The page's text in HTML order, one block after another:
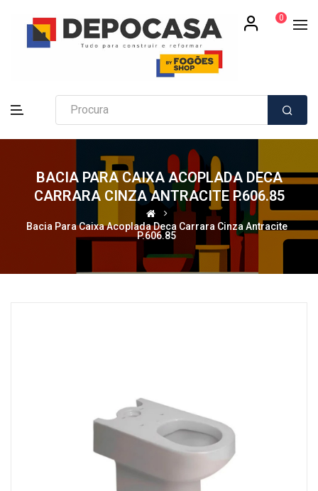
0
BACIA PARA CAIXA ACOPLADA DECA
CARRARA CINZA ANTRACITE P.606.85
Bacia Para Caixa Acoplada Deca Carrara Cinza Antracite
P.606.85